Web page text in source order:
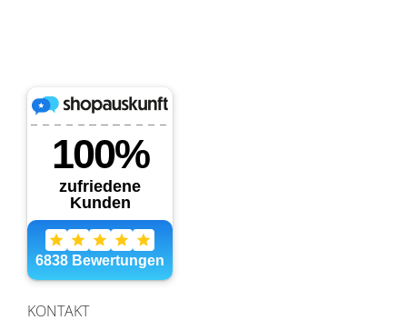
KONTAKT